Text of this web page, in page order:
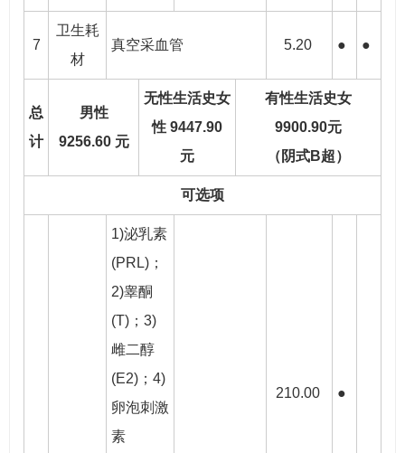
7
卫生耗
材
真空采血管 5.20 ● ●
总
计
男性
9256.60 元
无性生活史女
性 9447.90
元
有性生活史女
9900.90元
（阴式B超）
可选项
1)泌乳素
(PRL)；
2)睾酮
(T)；3)
雌二醇
(E2)；4)
卵泡刺激
素
210.00 ●